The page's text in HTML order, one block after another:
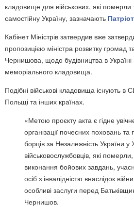
кладовище для військових, які померли
самостійну Україну, зазначають
Кабінет Міністрів затвердив вже
пропозицією міністра розвитку громад
Чернишова, щодо будівництва в Україні
меморіального кладовища.
Подібні військові кладовища існують в
Польщі та інших країнах.
«Метою проєкту акта є гідне
організації почесних поховань
борців за Незалежність України у
військовослужбовців, які
виконання бойових завдань,
осіб з інвалідністю внаслідок
особливі заслуги перед
Чернишов.